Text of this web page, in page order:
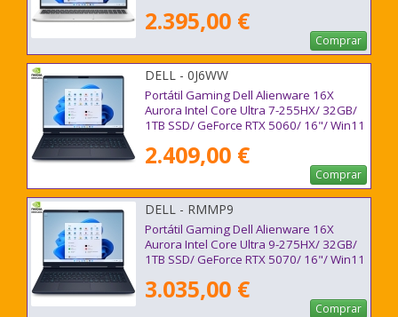
2.395,00 €
Comprar
DELL - 0J6WW
Portátil Gaming Dell Alienware 16X
Aurora Intel Core Ultra 7-255HX/ 32GB/
1TB SSD/ GeForce RTX 5060/ 16"/ Win11
2.409,00 €
Comprar
DELL - RMMP9
Portátil Gaming Dell Alienware 16X
Aurora Intel Core Ultra 9-275HX/ 32GB/
1TB SSD/ GeForce RTX 5070/ 16"/ Win11
3.035,00 €
Comprar